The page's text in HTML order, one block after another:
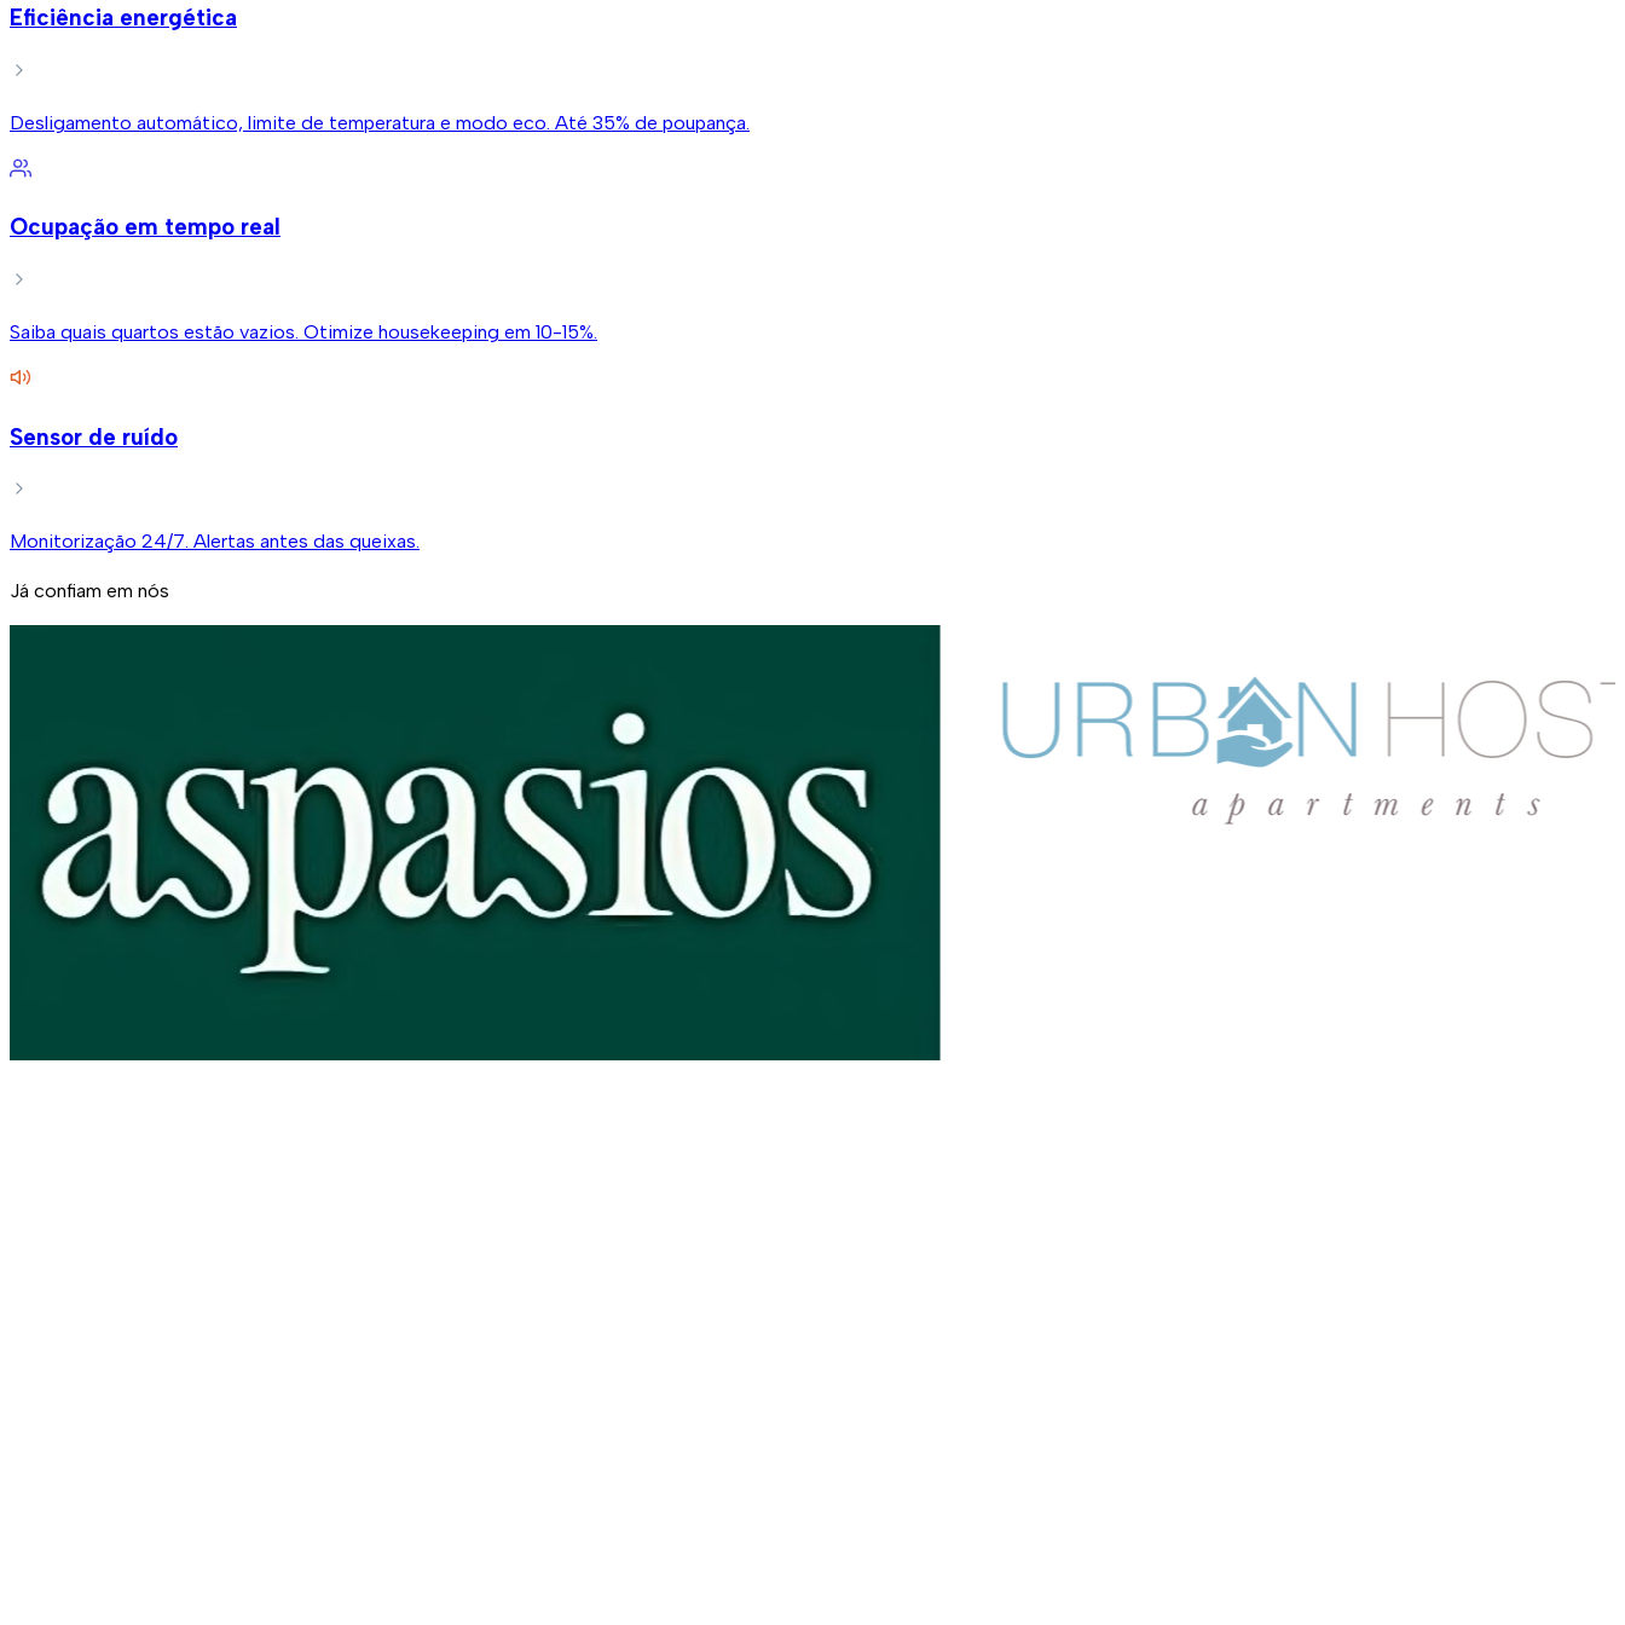
Eficiência energética
Desligamento automático, limite de temperatura e modo eco. Até 35% de poupança.
Ocupação em tempo real
Saiba quais quartos estão vazios. Otimize housekeeping em 10-15%.
Sensor de ruído
Monitorização 24/7. Alertas antes das queixas.
Já confiam em nós